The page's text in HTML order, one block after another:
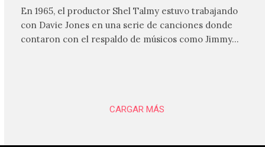
En 1965, el productor Shel Talmy estuvo trabajando
con Davie Jones en una serie de canciones donde
contaron con el respaldo de músicos como Jimmy…
CARGAR MÁS